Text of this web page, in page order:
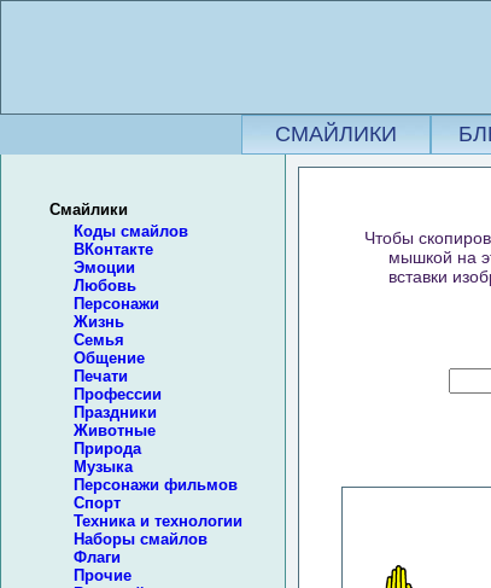
СМАЙЛИКИ
Смайлики
Коды смайлов
ВКонтакте
Эмоции
Любовь
Персонажи
Жизнь
Семья
Общение
Печати
Профессии
Праздники
Животные
Природа
Музыка
Персонажи фильмов
Спорт
Техника и технологии
Наборы смайлов
Флаги
Прочие
Чтобы
мышкой на
вставки